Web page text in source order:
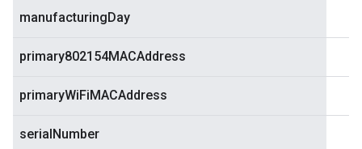
manufacturingDay
primary802154MACAddress
primaryWiFiMACAddress
serialNumber